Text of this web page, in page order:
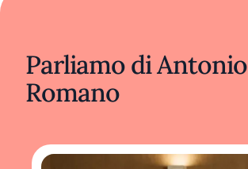
Parliamo di Antonio
Romano